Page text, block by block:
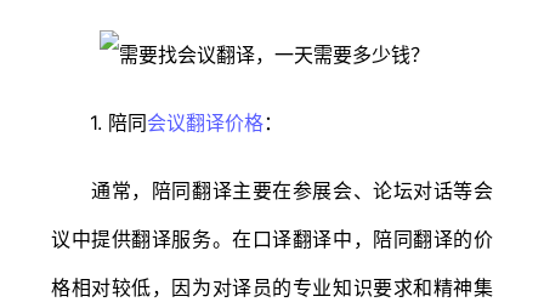
1. 陪同会议翻译价格：
通常，陪同翻译主要在参展会、论坛对话等会
议中提供翻译服务。在口译翻译中，陪同翻译的价
格相对较低，因为对译员的专业知识要求和精神集